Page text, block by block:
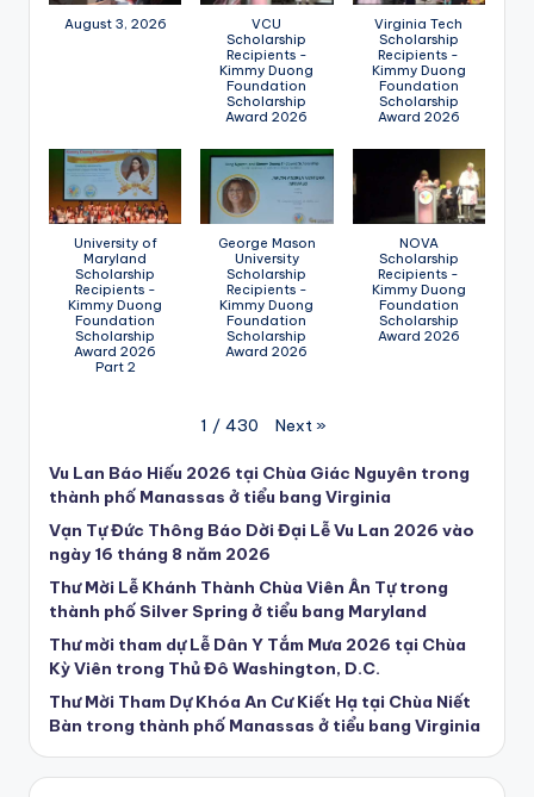
August 3, 2026
VCU
Scholarship
Recipients -
Kimmy Duong
Foundation
Scholarship
Award 2026
Virginia Tech
Scholarship
Recipients -
Kimmy Duong
Foundation
Scholarship
Award 2026
University of
Maryland
Scholarship
Recipients -
Kimmy Duong
Foundation
Scholarship
Award 2026
Part 2
George Mason
University
Scholarship
Recipients -
Kimmy Duong
Foundation
Scholarship
Award 2026
NOVA
Scholarship
Recipients -
Kimmy Duong
Foundation
Scholarship
Award 2026
1 / 430 Next »
Vu Lan Báo Hiếu 2026 tại Chùa Giác Nguyên trong
thành phố Manassas ở tiểu bang Virginia
Vạn Tự Đức Thông Báo Dời Đại Lễ Vu Lan 2026 vào
ngày 16 tháng 8 năm 2026
Thư Mời Lễ Khánh Thành Chùa Viên Ân Tự trong
thành phố Silver Spring ở tiểu bang Maryland
Thư mời tham dự Lễ Dân Y Tắm Mưa 2026 tại Chùa
Kỳ Viên trong Thủ Đô Washington, D.C.
Thư Mời Tham Dự Khóa An Cư Kiết Hạ tại Chùa Niết
Bàn trong thành phố Manassas ở tiểu bang Virginia